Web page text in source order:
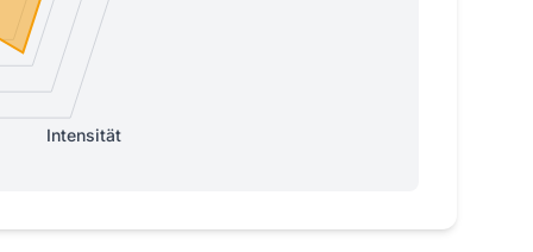
Intensität